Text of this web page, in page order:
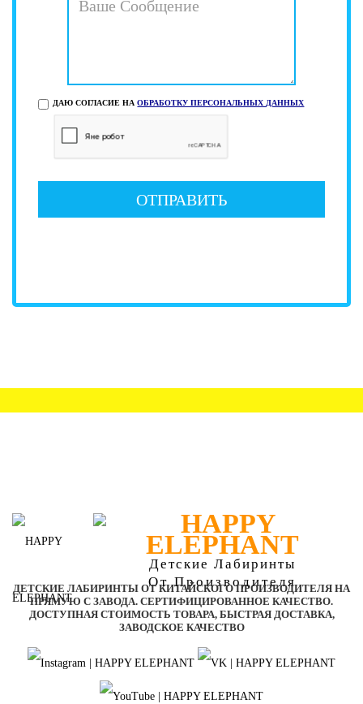
ДАЮ СОГЛАСИЕ НАОБРАБОТКУ ПЕРСОНАЛЬНЫХ ДАННЫХ
ОТПРАВИТЬ
Детские Лабиринты
От Производителя
ДЕТСКИЕ ЛАБИРИНТЫ ОТ КИТАЙСКОГО ПРОИЗВОДИТЕЛЯ НА
ПРЯМУЮ С ЗАВОДА. СЕРТИФИЦИРОВАННОЕ КАЧЕСТВО.
ДОСТУПНАЯ СТОИМОСТЬ ТОВАРА, БЫСТРАЯ ДОСТАВКА,
ЗАВОДСКОЕ КАЧЕСТВО